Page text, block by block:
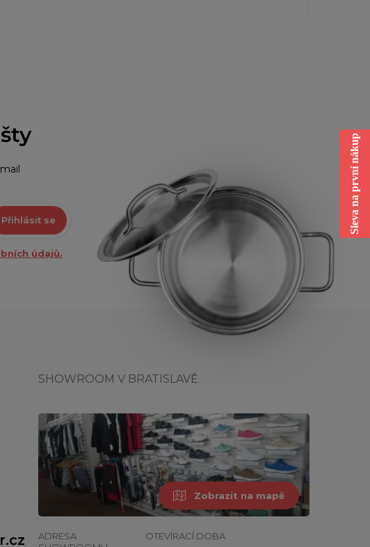
Přihlásit se
údajů.
SHOWROOM V BRATISLAVĚ
Zobrazit na mapě
ADRESA
OTEVÍRACÍ DOBA
Sleva na první nákup